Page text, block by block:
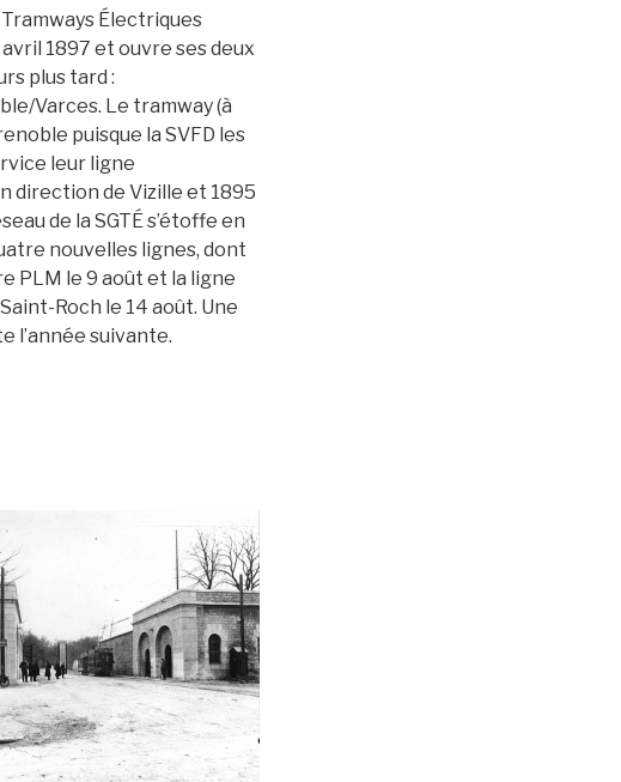
Électriques
1897 et ouvre ses deux
plus tard :
Varces. Le tramway (à
puisque la SVFD les
leur ligne
direction de Vizille et 1895
de la SGTÉ s’étoffe en
nouvelles lignes, dont
PLM le 9 août et la ligne
Roch le 14 août. Une
l’année suivante.